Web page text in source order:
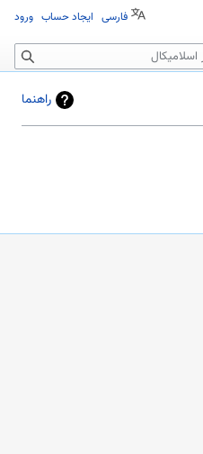
راهنما
فارسی ایجاد حساب ورود